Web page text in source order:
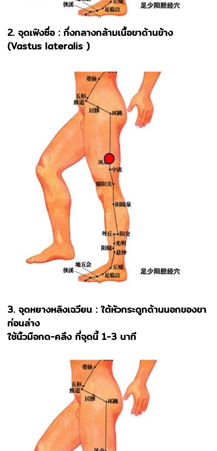
2. จุดเฟิงซื่อ : กึ่งกลางกล้ามเนื้อขาด้านข้าง
(Vastus lateralis )
3. จุดหยางหลิงเฉวียน : ใต้หัวกระดูกด้านนอกของขา
ท่อนล่าง
ใช้นิ้วมือกด-คลึง ที่จุดนี้ 1-3 นาที